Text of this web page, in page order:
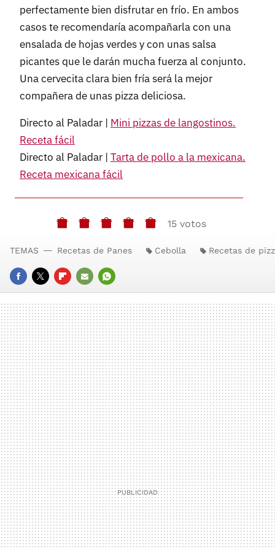
perfectamente bien disfrutar en frío. En ambos
casos te recomendaría acompañarla con una
ensalada de hojas verdes y con unas salsa
picantes que le darán mucha fuerza al conjunto.
Una cervecita clara bien fría será la mejor
compañera de unas pizza deliciosa.
Directo al Paladar | Mini pizzas de langostinos.
Receta fácil
Directo al Paladar | Tarta de pollo a la mexicana.
Receta mexicana fácil
15 votos
FACEBOOK
TWITTERFLIPBOARD
E-
MAIL
WHATSAPP
TEMAS Recetas de Panes Cebolla Recetas de